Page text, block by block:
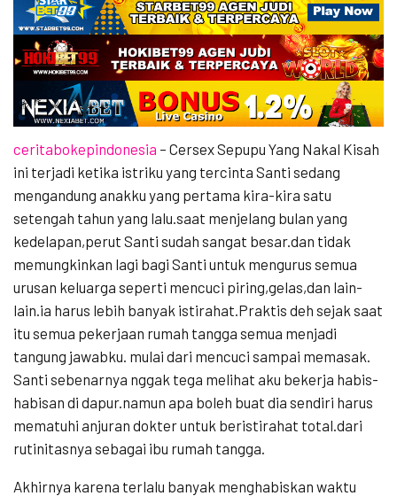
ceritabokepindonesia – Cersex Sepupu Yang Nakal Kisah
ini terjadi ketika istriku yang tercinta Santi sedang
mengandung anakku yang pertama kira-kira satu
setengah tahun yang lalu.saat menjelang bulan yang
kedelapan,perut Santi sudah sangat besar.dan tidak
memungkinkan lagi bagi Santi untuk mengurus semua
urusan keluarga seperti mencuci piring,gelas,dan lain-
lain.ia harus lebih banyak istirahat.Praktis deh sejak saat
itu semua pekerjaan rumah tangga semua menjadi
tangung jawabku. mulai dari mencuci sampai memasak.
Santi sebenarnya nggak tega melihat aku bekerja habis-
habisan di dapur.namun apa boleh buat dia sendiri harus
mematuhi anjuran dokter untuk beristirahat total.dari
rutinitasnya sebagai ibu rumah tangga.
Akhirnya karena terlalu banyak menghabiskan waktu